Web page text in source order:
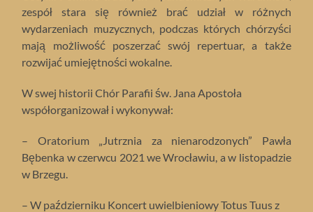
zespół stara się również brać udział w różnych
wydarzeniach muzycznych, podczas których chórzyści
mają możliwość poszerzać swój repertuar, a także
rozwijać umiejętności wokalne.
W swej historii Chór Parafii św. Jana Apostoła
współorganizował i wykonywał:
– Oratorium „Jutrznia za nienarodzonych” Pawła
Bębenka w czerwcu 2021 we Wrocławiu, a w listopadzie
w Brzegu.
– W październiku Koncert uwielbieniowy Totus Tuus z